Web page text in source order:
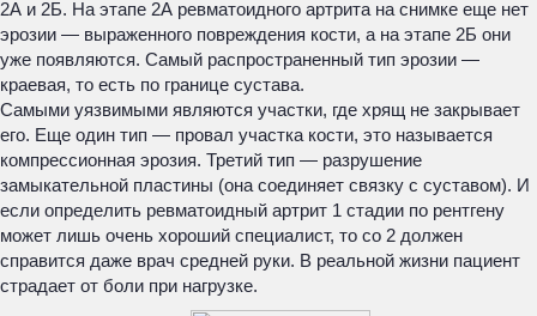
2А и 2Б. На этапе 2А ревматоидного артрита на снимке еще нет
эрозии — выраженного повреждения кости, а на этапе 2Б они
уже появляются. Самый распространенный тип эрозии —
краевая, то есть по границе сустава.
Самыми уязвимыми являются участки, где хрящ не закрывает
его. Еще один тип — провал участка кости, это называется
компрессионная эрозия. Третий тип — разрушение
замыкательной пластины (она соединяет связку с суставом). И
если определить ревматоидный артрит 1 стадии по рентгену
может лишь очень хороший специалист, то со 2 должен
справится даже врач средней руки. В реальной жизни пациент
страдает от боли при нагрузке.